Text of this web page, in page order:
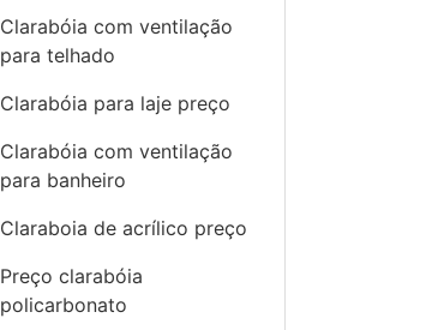
Clarabóia com ventilação
para telhado
Clarabóia para laje preço
Clarabóia com ventilação
para banheiro
Claraboia de acrílico preço
Preço clarabóia
policarbonato